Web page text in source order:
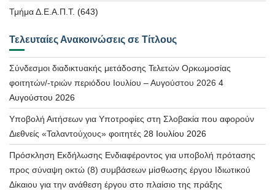
Τμήμα Δ.Ε.Α.Π.Τ. (643)
Τελευταίες Ανακοινώσεις σε Τίτλους
Σύνδεσμοι διαδικτυακής μετάδοσης Τελετών Ορκωμοσίας
φοιτητών/-τριών περιόδου Ιουλίου – Αυγούστου 2026 4
Αυγούστου 2026
Υποβολή Αιτήσεων για Υποτροφίες στη Σλοβακία που αφορούν
Διεθνείς «Ταλαντούχους» φοιτητές 28 Ιουλίου 2026
Πρόσκληση Εκδήλωσης Ενδιαφέροντος για υποβολή πρότασης
προς σύναψη οκτώ (8) συμβάσεων μίσθωσης έργου Ιδιωτικού
Δίκαιου για την ανάθεση έργου στο πλαίσιο της πράξης